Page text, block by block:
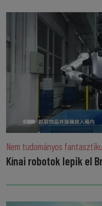
Nem tudományos
Kínai robotok lepik el